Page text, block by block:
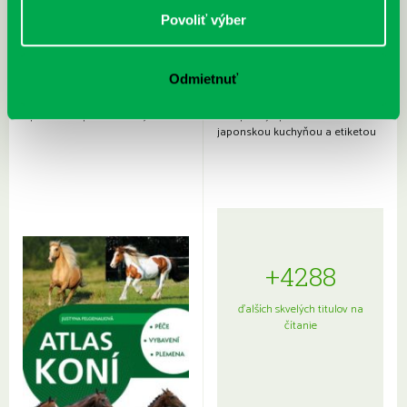
Povoliť výber
Odmietnuť
Sprievodca po hviezdnej oblohe
kompletný sprievodca
japonskou kuchyňou a etiketou
+4288
ďalších skvelých titulov na
čítanie